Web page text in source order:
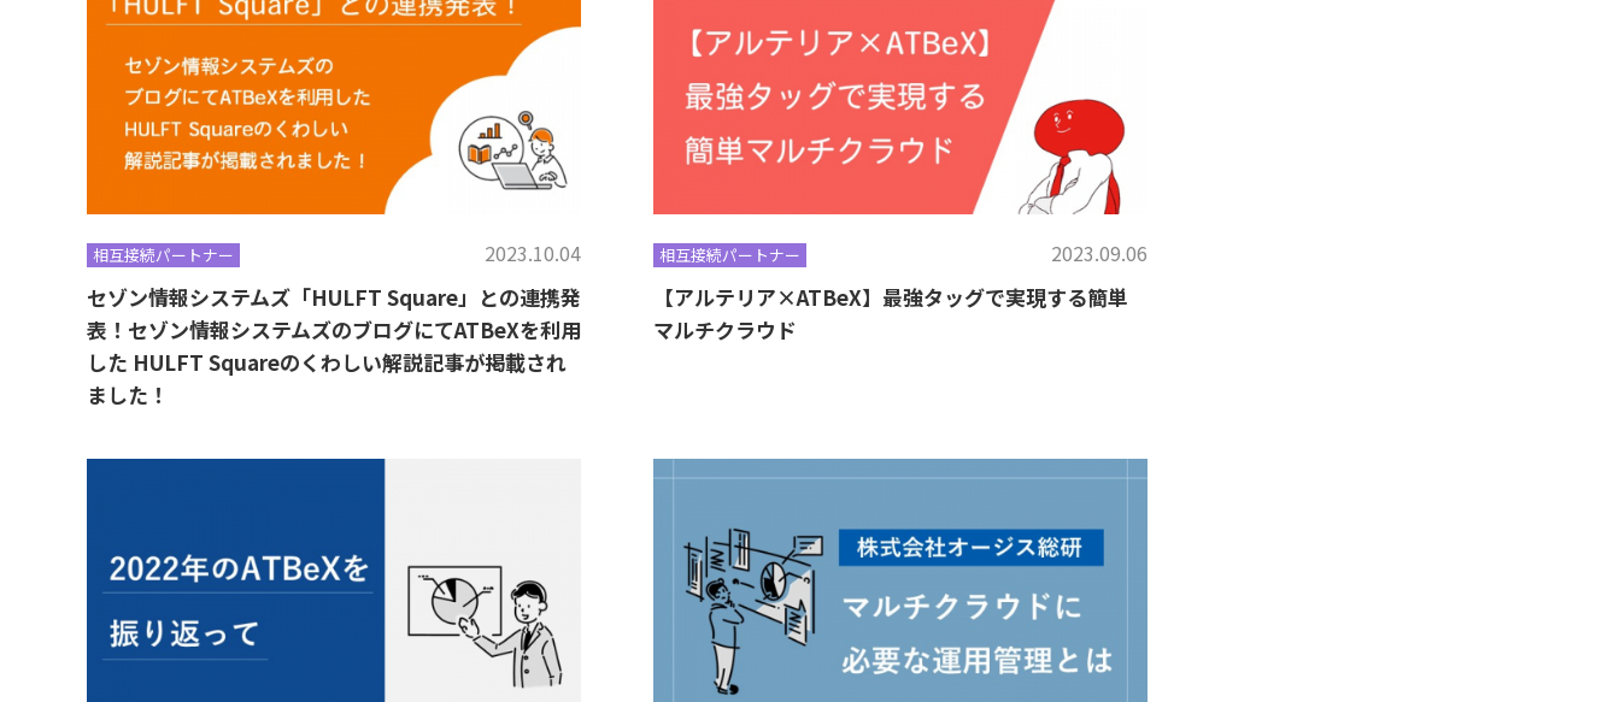
相互接続パートナー 2023.10.04
セゾン情報システムズ「HULFT Square」との連携発
表！セゾン情報システムズのブログにてATBeXを利用
した HULFT Squareのくわしい解説記事が掲載され
ました！
相互接続パートナー 2023.09.06
【アルテリア×ATBeX】最強タッグで実現する簡単
マルチクラウド